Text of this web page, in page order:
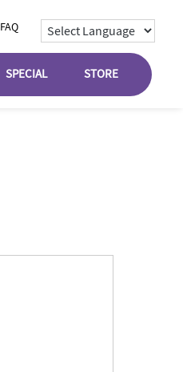
FAQ
SPECIAL STORE